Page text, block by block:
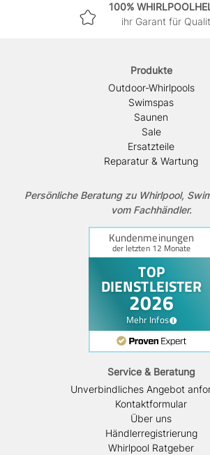
100%
ihr Garant für
Produkte
Outdoor-Whirlpools
Swimspas
Saunen
Sale
Ersatzteile
Reparatur & Wartung
Persönliche Beratung zu Whirlpool,
vom Fachhändler.
Service & Beratung
Unverbindliches Angebot
Kontaktformular
Über uns
Händlerregistrierung
Whirlpool Ratgeber